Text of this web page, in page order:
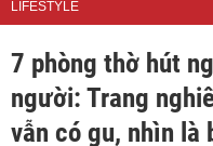
LIFESTYLE
7 phòng thờ hút
người: Trang
vẫn có gu, nhìn là